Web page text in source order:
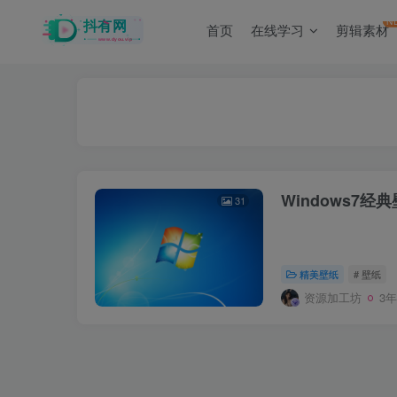
首页 在线学习 剪辑素材
31 Windows7经典
精美壁纸 # 壁纸
资源加工坊 3